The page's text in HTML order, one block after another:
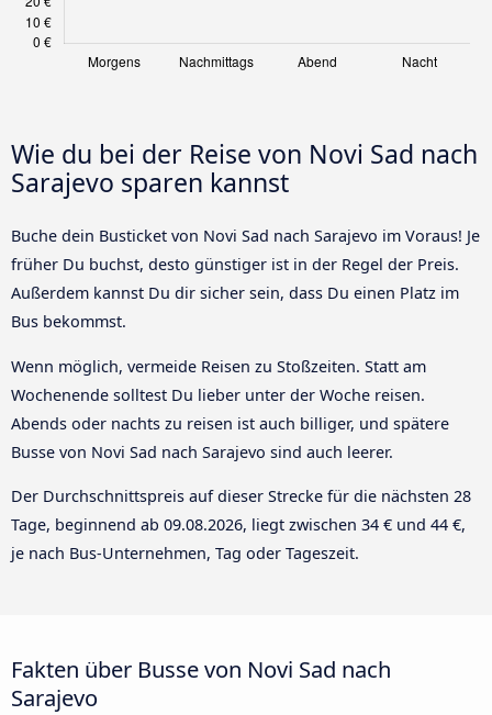
Wie du bei der Reise von Novi Sad nach
Sarajevo sparen kannst
Buche dein Busticket von Novi Sad nach Sarajevo im Voraus! Je
früher Du buchst, desto günstiger ist in der Regel der Preis.
Außerdem kannst Du dir sicher sein, dass Du einen Platz im
Bus bekommst.
Wenn möglich, vermeide Reisen zu Stoßzeiten. Statt am
Wochenende solltest Du lieber unter der Woche reisen.
Abends oder nachts zu reisen ist auch billiger, und spätere
Busse von Novi Sad nach Sarajevo sind auch leerer.
Der Durchschnittspreis auf dieser Strecke für die nächsten 28
Tage, beginnend ab 09.08.2026, liegt zwischen 34 € und 44 €,
je nach Bus-Unternehmen, Tag oder Tageszeit.
Fakten über Busse von Novi Sad nach
Sarajevo